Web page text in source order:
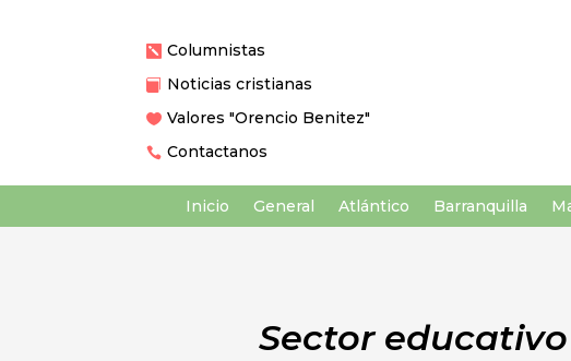
 Columnistas
 Noticias cristianas
 Valores "Orencio Benitez"
 Contactanos
Inicio General Atlántico Barranquilla
Sector